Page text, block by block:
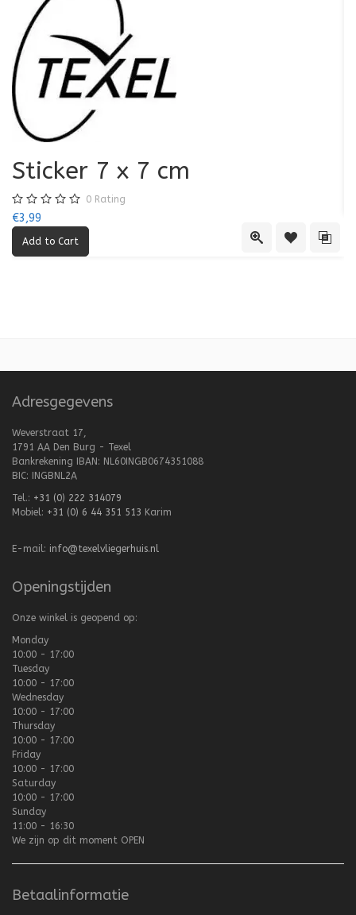
Quick ViewAdd to Add
Sticker 7 x 7 cm
0 Rating
€3,99
Adresgegevens
Weverstraat 17,
1791 AA Den Burg - Texel
Bankrekening IBAN: NL60INGB0674351088
BIC: INGBNL2A
Tel.: +31 (0) 222 314079
Mobiel: +31 (0) 6 44 351 513 Karim
E-mail: info@texelvliegerhuis.nl
Openingstijden
Onze winkel is geopend op:
Monday
10:00 - 17:00
Tuesday
10:00 - 17:00
Wednesday
10:00 - 17:00
Thursday
10:00 - 17:00
Friday
10:00 - 17:00
Saturday
10:00 - 17:00
Sunday
11:00 - 16:30
We zijn op dit moment OPEN
Betaalinformatie